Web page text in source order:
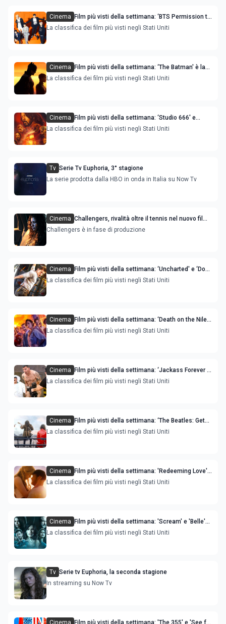
Cinema
Film più visti della settimana: ‘BTS Permission to
Dance on Stage-Seoul Live Viewing' la novità
La classifica dei film più visti negli Stati Uniti
Cinema
Film più visti della settimana: ‘The Batman' è la
novità
La classifica dei film più visti negli Stati Uniti
Cinema
Film più visti della settimana: ‘Studio 666' e
‘Cyrano’ sono le novità
La classifica dei film più visti negli Stati Uniti
Tv Serie Tv Euphoria, 3° stagione
La serie prodotta dalla HBO in onda in Italia su Now Tv
Cinema Challengers, rivalità oltre il tennis nel nuovo film
con Zendaya
Challengers è in fase di produzione
Cinema
Film più visti della settimana: ‘Uncharted' e ‘Dog’
sono le novità
La classifica dei film più visti negli Stati Uniti
Cinema
Film più visti della settimana: ‘Death on the Nile -
Assassinio sul Nilo’ è la novità
La classifica dei film più visti negli Stati Uniti
Cinema
Film più visti della settimana: ‘Jackass Forever ‘
e ‘Moonfall’ sono le novità
La classifica dei film più visti negli Stati Uniti
Cinema
Film più visti della settimana: ‘The Beatles: Get
Back - The Rooftop Concert’ è la novità
La classifica dei film più visti negli Stati Uniti
Cinema
Film più visti della settimana: 'Redeeming Love'
e 'The King's Daughter' sono le novità
La classifica dei film più visti negli Stati Uniti
Cinema
Film più visti della settimana: 'Scream' e 'Belle'
sono le novità
La classifica dei film più visti negli Stati Uniti
Tv Serie tv Euphoria, la seconda stagione
In streaming su Now Tv
Cinema Film più visti della settimana: 'The 355' e 'See for